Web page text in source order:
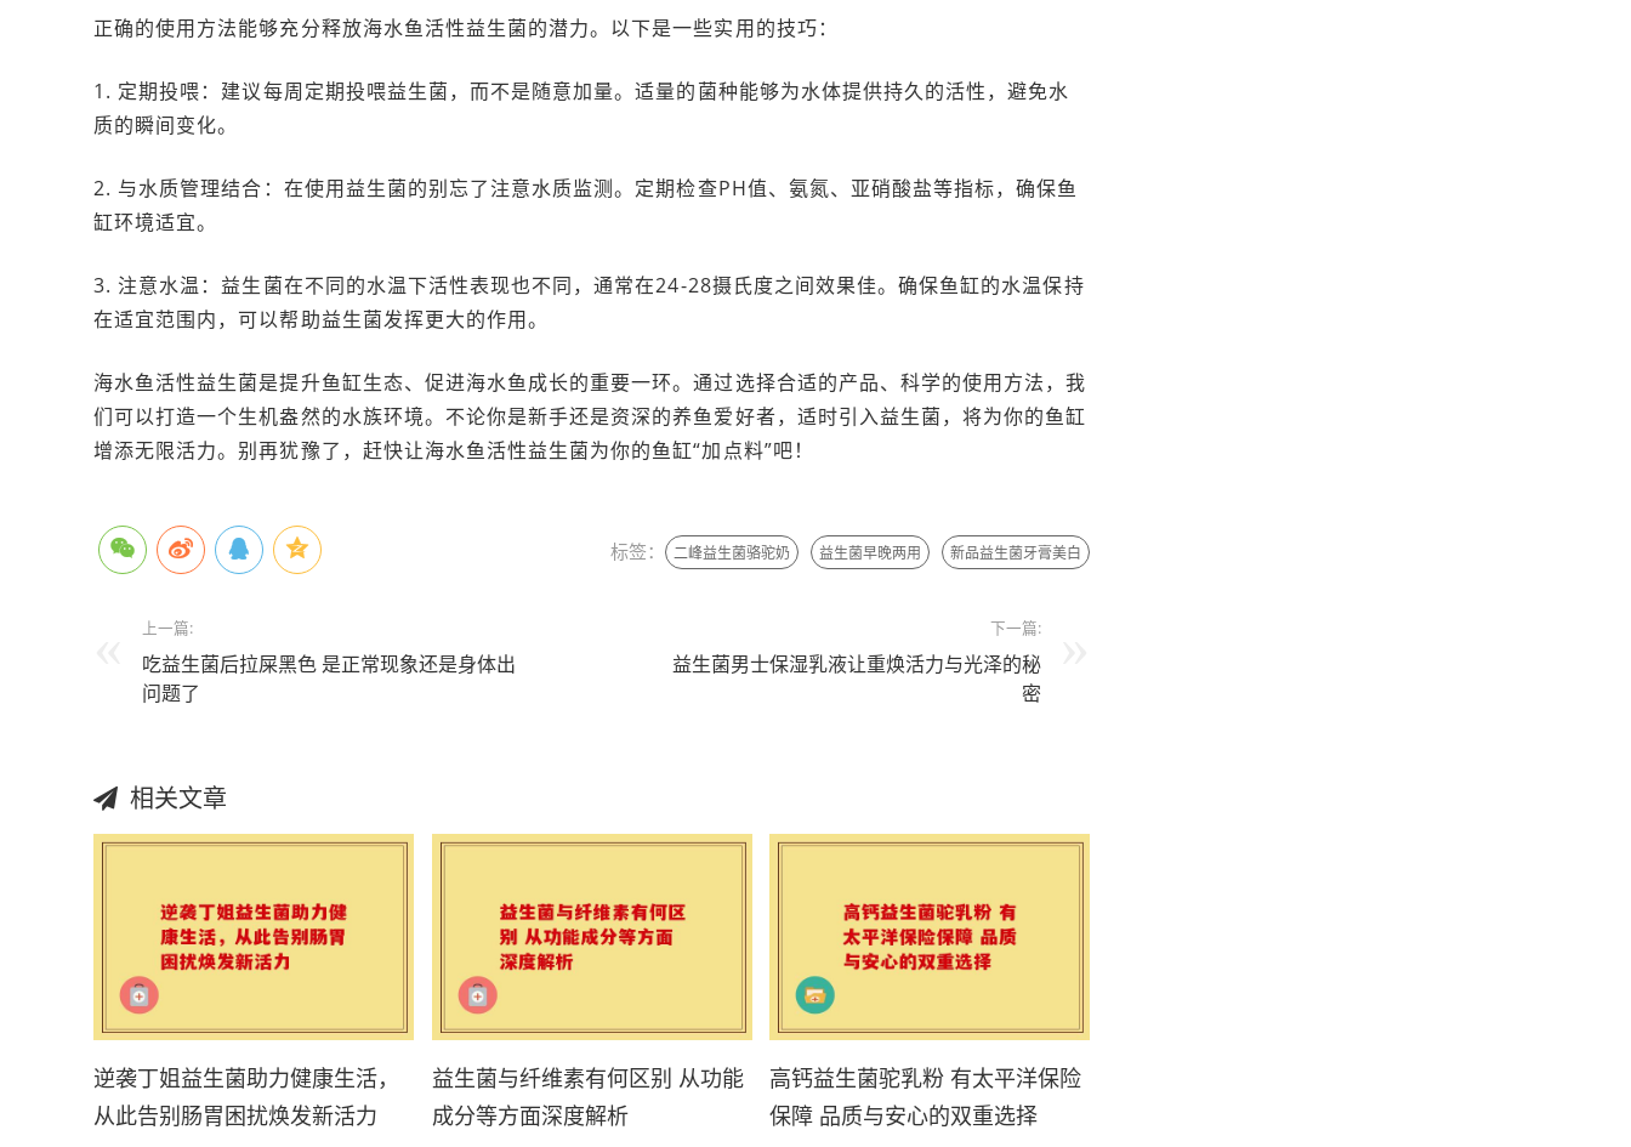
正确的使用方法能够充分释放海水鱼活性益生菌的潜力。以下是一些实用的技巧：
1. 定期投喂：建议每周定期投喂益生菌，而不是随意加量。适量的菌种能够为水体提供持久的活性，避免水
质的瞬间变化。
2. 与水质管理结合：在使用益生菌的别忘了注意水质监测。定期检查PH值、氨氮、亚硝酸盐等指标，确保鱼
缸环境适宜。
3. 注意水温：益生菌在不同的水温下活性表现也不同，通常在24-28摄氏度之间效果佳。确保鱼缸的水温保持
在适宜范围内，可以帮助益生菌发挥更大的作用。
海水鱼活性益生菌是提升鱼缸生态、促进海水鱼成长的重要一环。通过选择合适的产品、科学的使用方法，我
们可以打造一个生机盎然的水族环境。不论你是新手还是资深的养鱼爱好者，适时引入益生菌，将为你的鱼缸
增添无限活力。别再犹豫了，赶快让海水鱼活性益生菌为你的鱼缸“加点料”吧！
标签： 二峰益生菌骆驼奶 益生菌早晚两用 新品益生菌牙膏美白
上一篇:
吃益生菌后拉屎黑色 是正常现象还是身体出
问题了
下一篇:
益生菌男士保湿乳液让重焕活力与光泽的秘
密
相关文章
逆袭丁姐益生菌助力健康生活，
从此告别肠胃困扰焕发新活力
益生菌与纤维素有何区别 从功能
成分等方面深度解析
高钙益生菌驼乳粉 有太平洋保险
保障 品质与安心的双重选择